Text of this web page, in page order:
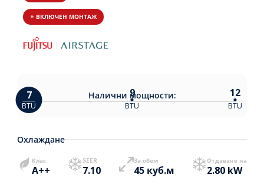
+ ВКЛЮЧЕН МОНТАЖ
Налични мощности:
7
BTU
9
BTU
12
BTU
Охлаждане
Клас
A++
SEER
7.10
За обем
45 куб.м
Отдаване на
2.80 kW